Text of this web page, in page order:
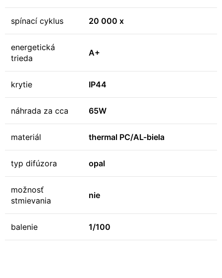
spínací cyklus 20 000 x
energetická
trieda
A+
krytie IP44
náhrada za cca 65W
materiál thermal PC/AL-biela
typ difúzora opal
možnosť
stmievania
nie
balenie 1/100